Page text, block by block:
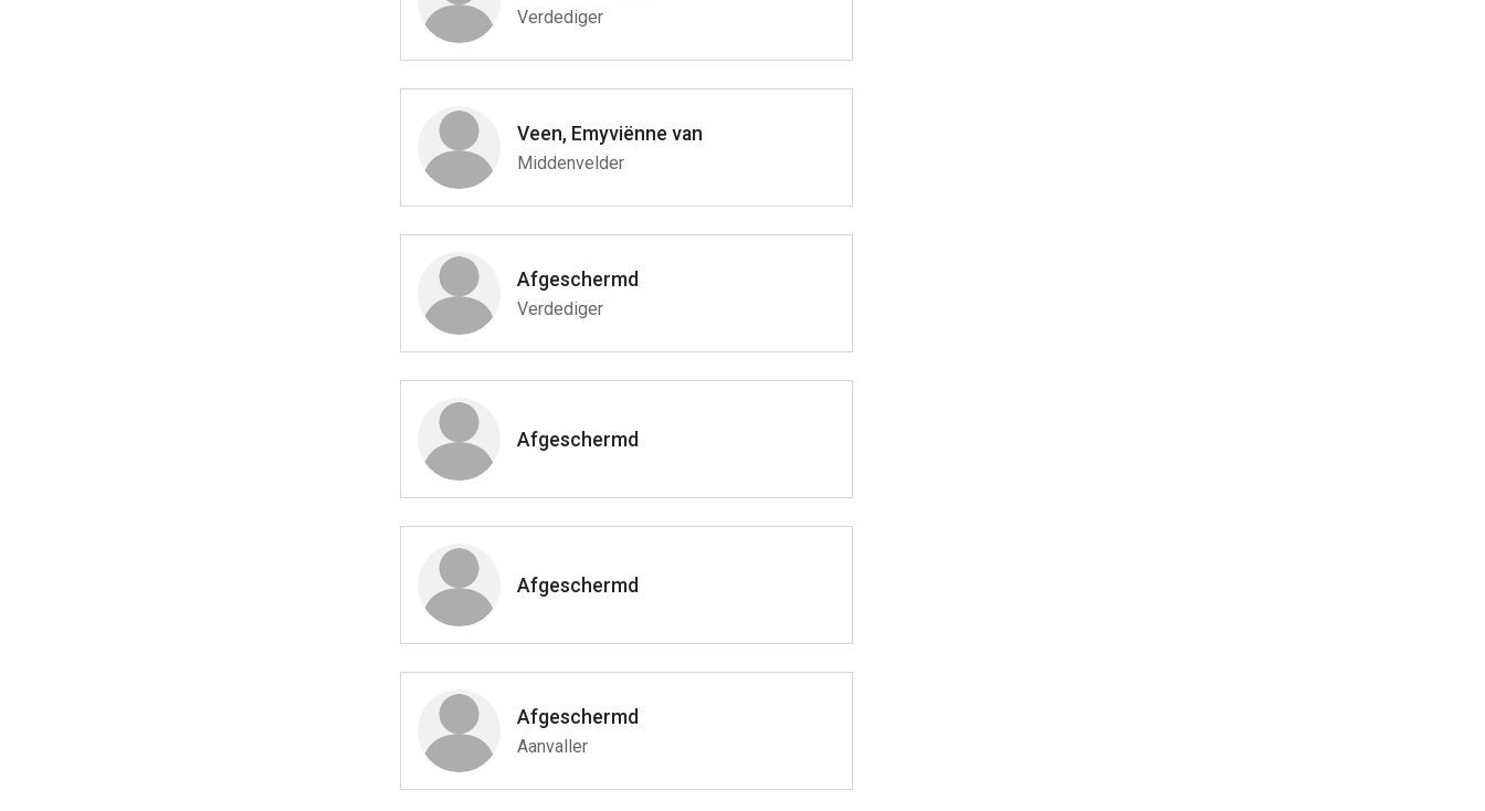
Verdediger
Veen, Emyviënne van
Middenvelder
Afgeschermd
Verdediger
Afgeschermd
Afgeschermd
Afgeschermd
Aanvaller